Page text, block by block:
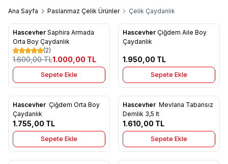
Ana Sayfa Paslanmaz Çelik Ürünler Çelik Çaydanlık
%38
Favorilere Ekle
Hascevher Saphira Armada
Orta Boy Çaydanlık
(2)
1.600,00TL1.000,00 TL
Sepete Ekle
Favorilere Ekle
Hascevher Çiğdem Aile Boy
Çaydanlık
1.950,00 TL
Sepete Ekle
Favorilere Ekle
Hascevher Çiğdem Orta Boy
Çaydanlık
1.755,00 TL
Sepete Ekle
Favorilere Ekle
4
Hascevher Mevlana Tabansız
Demlik 3,5 lt
1.610,00 TL
Sepete Ekle
4 3